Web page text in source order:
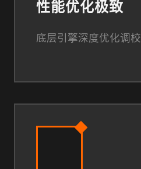
性能优化极致
底层引擎深度优化调校